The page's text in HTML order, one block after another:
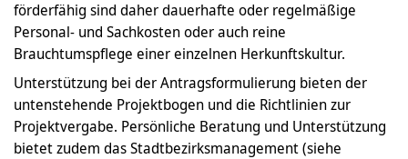
förderfähig sind daher dauerhafte oder regelmäßige
Personal- und Sachkosten oder auch reine
Brauchtumspflege einer einzelnen Herkunftskultur.
Unterstützung bei der Antragsformulierung bieten der
untenstehende Projektbogen und die Richtlinien zur
Projektvergabe. Persönliche Beratung und Unterstützung
bietet zudem das Stadtbezirksmanagement (siehe